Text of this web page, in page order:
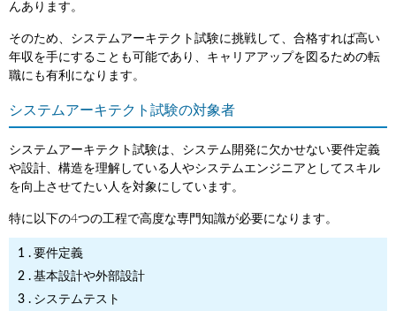
んあります。
そのため、システムアーキテクト試験に挑戦して、合格すれば高い
年収を手にすることも可能であり、キャリアアップを図るための転
職にも有利になります。
システムアーキテクト試験の対象者
システムアーキテクト試験は、システム開発に欠かせない要件定義
や設計、構造を理解している人やシステムエンジニアとしてスキル
を向上させてたい人を対象にしています。
特に以下の4つの工程で高度な専門知識が必要になります。
要件定義
基本設計や外部設計
システムテスト